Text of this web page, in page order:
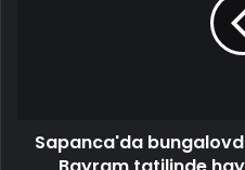
yaşadı
Sapanca'da